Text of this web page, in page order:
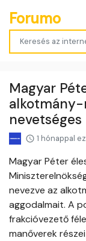
Forumo
Magyar
alkotmány-
nevetséges
1 hónappal
Magyar Péter
nevezve az
aggodalmait. A
frakcióvezető
manőverek